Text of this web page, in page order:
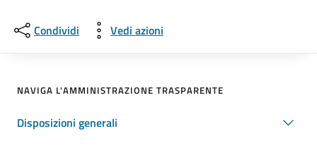
Condividi Vedi azioni
NAVIGA L'AMMINISTRAZIONE TRASPARENTE
Disposizioni generali